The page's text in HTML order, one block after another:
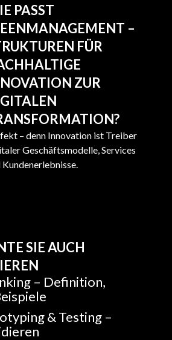
PASST
–
FÜR
ZUR
– denn Innovation ist Treiber
Geschäftsmodelle, Services
Kundenerlebnisse.
SIE AUCH
– Definition,
& Testing –